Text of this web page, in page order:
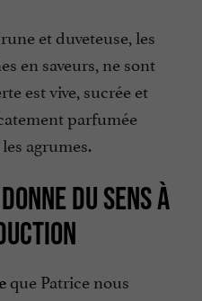
et duveteuse, les
en saveurs, ne sont
est vive, sucrée et
parfumée
agrumes.
DU SENS À
que Patrice nous